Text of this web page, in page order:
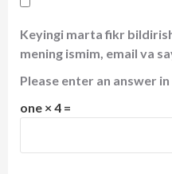
Keyingi marta fikr
mening ismim, email va
Please enter an answer
one × 4 =